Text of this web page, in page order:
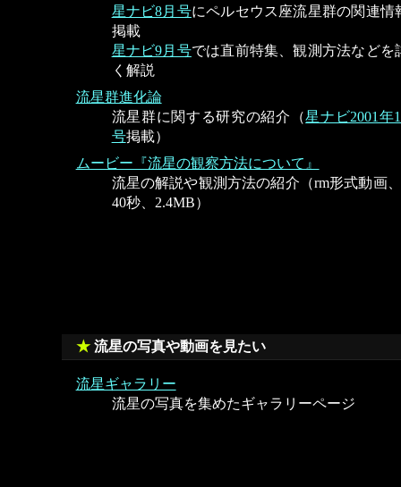
星ナビ8月号にペルセウス座流星群の関連情
掲載
星ナビ9月号では直前特集、観測方法などを
く解説
流星群進化論
流星群に関する研究の紹介（星ナビ2001年
号掲載）
ムービー『流星の観察方法について』
流星の解説や観測方法の紹介（rm形式動画
40秒、2.4MB）
流星の写真や動画を見たい
流星ギャラリー
流星の写真を集めたギャラリーページ